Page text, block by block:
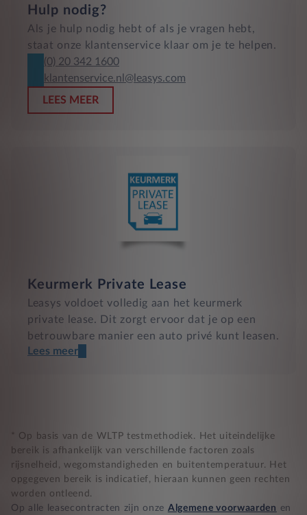
Hulp nodig?
Als je hulp nodig hebt of als je vragen hebt,
staat onze klantenservice klaar om je te helpen.
(0) 20 342 1600
klantenservice.nl@leasys.com
LEES MEER
Keurmerk Private Lease
Leasys voldoet volledig aan het keurmerk
private lease. Dit zorgt ervoor dat je op een
betrouwbare manier een auto privé kunt leasen.
Nooit te hoge financiële lasten
BB 14 dagen bedenktijd
Zekerheid bij klachten
Lees meer
* Op basis van de WLTP testmethodiek. Het uiteindelijke
bereik is afhankelijk van verschillende factoren zoals
rijsnelheid, wegomstandigheden en buitentemperatuur. Het
opgegeven bereik is indicatief, hieraan kunnen geen rechten
worden ontleend.
Op alle leasecontracten zijn onze Algemene voorwaarden en